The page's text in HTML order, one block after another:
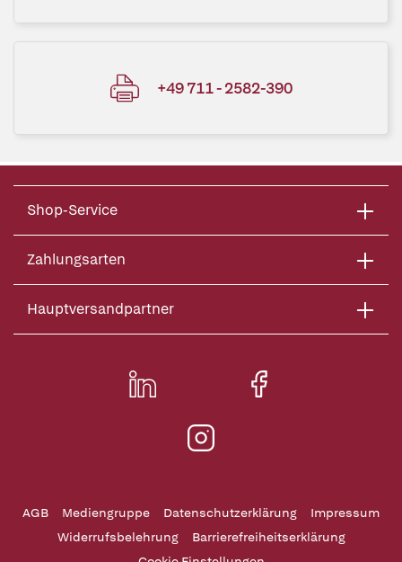
+49 711 - 2582-390
Shop-Service
Zahlungsarten
Hauptversandpartner
AGB Mediengruppe Datenschutzerklärung
Impressum
Widerrufsbelehrung
Barrierefreiheitserklärung